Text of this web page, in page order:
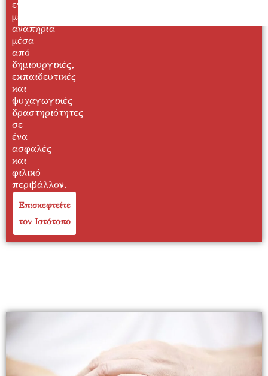
ενήλικες
με
αναπηρία
μέσα
από
δημιουργικές,
εκπαιδευτικές
και
ψυχαγωγικές
δραστηριότητες
σε
ένα
ασφαλές
και
φιλικό
περιβάλλον.
Επισκεφτείτε
τον Ιστότοπο